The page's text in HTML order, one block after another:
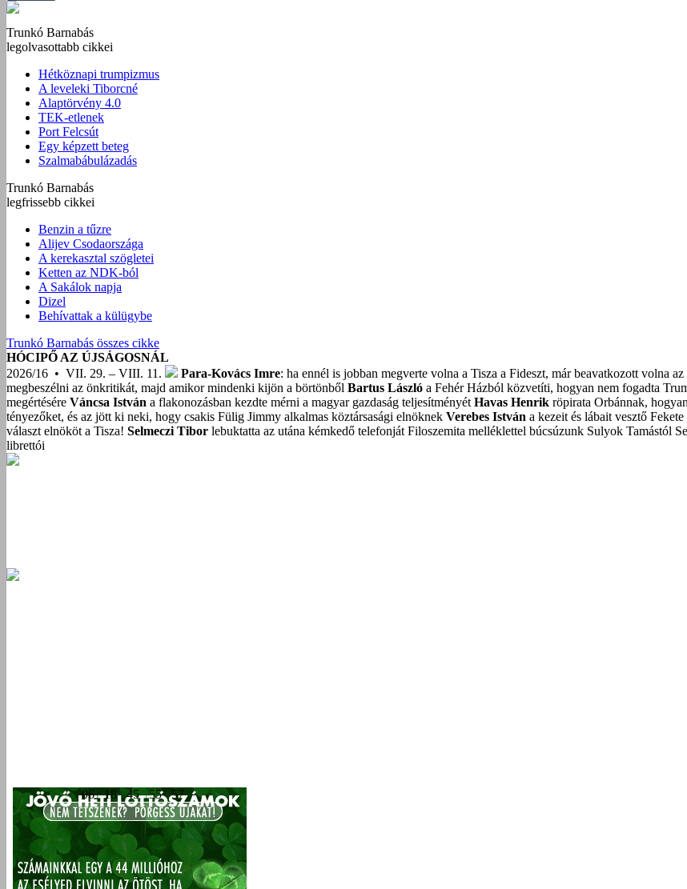
Trunkó Barnabás
legolvasottabb cikkei
Hétköznapi trumpizmus
A leveleki Tiborcné
Alaptörvény 4.0
TEK-etlenek
Port Felcsút
Egy képzett beteg
Szalmabábulázadás
Trunkó Barnabás
legfrissebb cikkei
Benzin a tűzre
Alijev Csodaországa
A kerekasztal szögletei
Ketten az NDK-ból
A Sakálok napja
Dizel
Behívattak a külügybe
Trunkó Barnabás összes cikke
HÓCIPŐ AZ ÚJSÁGOSNÁL
2026/16 • VII. 29. – VIII. 11.
Para-Kovács Imre: ha ennél is jobban megverte volna a Tisza a Fideszt, már beavatkozott volna
megbeszélni az önkritikát, majd amikor mindenki kijön a börtönből Bartus László a Fehér Házból közvetíti, hogyan nem fogadta
megértésére Váncsa István a flakonozásban kezdte mérni a magyar gazdaság teljesítményét Havas Henrik röpirata Orbánnak,
tényezőket, és az jött ki neki, hogy csakis Fülig Jimmy alkalmas köztársasági elnöknek Verebes István a kezeit és lábait vesztő
választ elnököt a Tisza! Selmeczi Tibor lebuktatta az utána kémkedő telefonját Filoszemita melléklettel búcsúzunk Sulyok Tamástól
librettói